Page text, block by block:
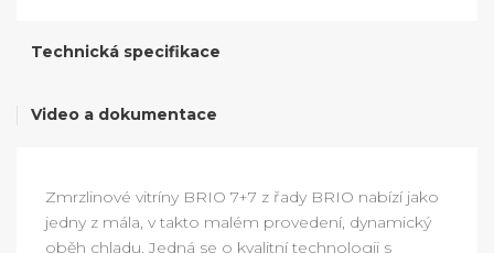
Technická specifikace
Video a dokumentace
Zmrzlinové vitríny BRIO 7+7 z řady BRIO nabízí jako
jedny z mála, v takto malém provedení, dynamický
oběh chladu. Jedná se o kvalitní technologii s